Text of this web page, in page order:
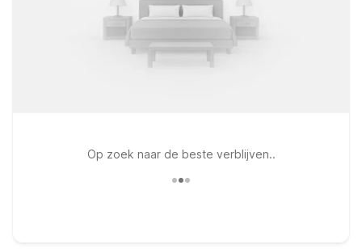
Op zoek naar de beste verblijven..